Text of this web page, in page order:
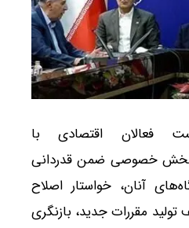
فعالان اقتصادی با
بخش خصوصی ضمن قدردانی
آنان، خواستار اصلاح
تولید مقررات جدید، بازنگری